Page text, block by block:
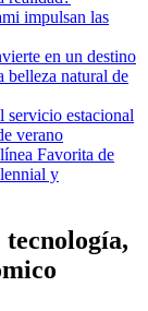
impulsan las
en un destino
belleza natural de
servicio estacional
verano
Favorita de
y